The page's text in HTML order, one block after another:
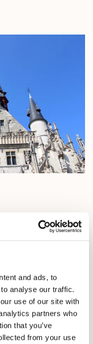
and ads, to
analyse our traffic.
use of our site with
partners who
that you’ve
from your use